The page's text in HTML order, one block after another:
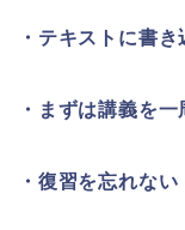
・テキストに書
・まずは講義を
・復習を忘れない